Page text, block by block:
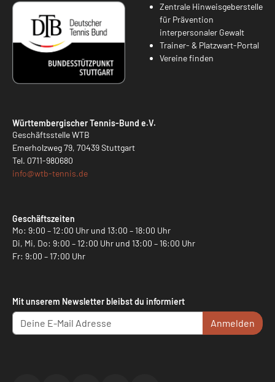
Zentrale Hinweisgeberstelle
für Prävention
interpersonaler Gewalt
Trainer- & Platzwart-Portal
Vereine finden
Württembergischer Tennis-Bund e.V.
Geschäftsstelle WTB
Emerholzweg 79, 70439 Stuttgart
Tel. 0711-980680
info@wtb-tennis.de
Geschäftszeiten
Mo: 9:00 – 12:00 Uhr und 13:00 – 18:00 Uhr
Di, Mi, Do: 9:00 – 12:00 Uhr und 13:00 – 16:00 Uhr
Fr: 9:00 – 17:00 Uhr
Mit unserem Newsletter bleibst du informiert
Anmelden